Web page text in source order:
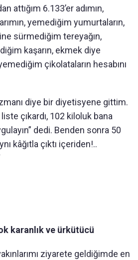
attığım 6.133’er adımın,
yemediğim yumurtaların,
sürmediğim tereyağın,
kaşarın, ekmek diye
çikolataların hesabını
diye bir diyetisyene gittim.
çıkardı, 102 kiloluk bana
dedi. Benden sonra 50
kâğıtla çıktı içeriden!..
karanlık ve ürkütücü
ziyarete geldiğimde en